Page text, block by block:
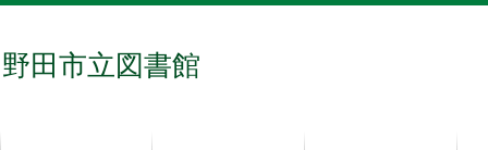
野田市立図書館